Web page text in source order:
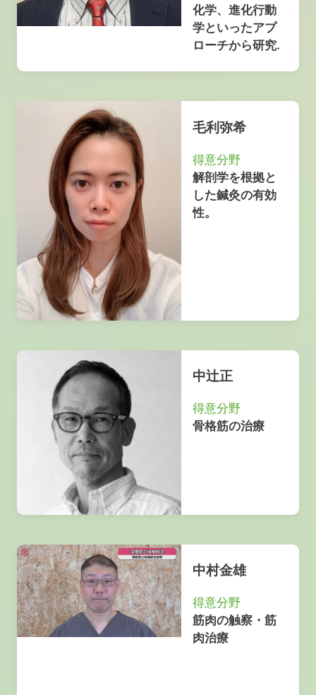
化学、進化行動
学といったアプ
ローチから研究.
毛利弥希
得意分野
解剖学を根拠と
した鍼灸の有効
性。
中辻正
得意分野
骨格筋の治療
中村金雄
得意分野
筋肉の触察・筋
肉治療